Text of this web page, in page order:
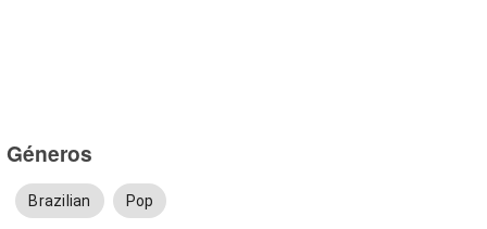
Géneros
Brazilian Pop